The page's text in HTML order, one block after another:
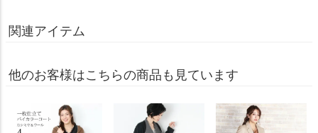
関連アイテム
他のお客様はこちらの商品も見ています